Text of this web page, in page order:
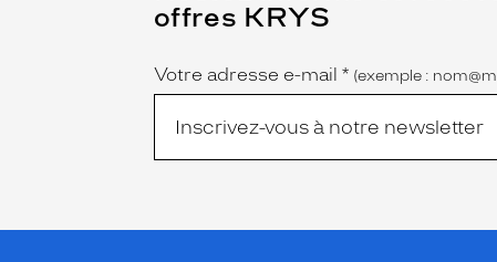
offres KRYS
Name
Votre adresse e-mail *
est
obligatoire)
(exemple :